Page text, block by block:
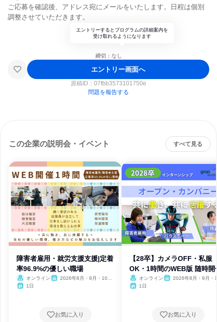
ご応募を確認後、アドレス宛にメールをいたします。日程は個別
調整させていただきます。
エントリーするとプログラムの詳細案内を
受け取れるようになります
締切：なし
エントリー画面へ
原稿ID： 07fbb3573101750e
問題を報告する
この企業の説明会・イベント すべて見る
障害者雇用・就労支援支援|定着
率96.9%の優しい職場
オンライン
2026年8月・9月・10
1日
お気に入り
【28卒】カメラOFF・私服
OK・1時間のWEB版 随時開
オンライン
2026年8月・9月・
1日
お気に入り